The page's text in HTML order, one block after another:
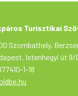
Turisztikai
Szombathely,
Istenhegyi út
1-18